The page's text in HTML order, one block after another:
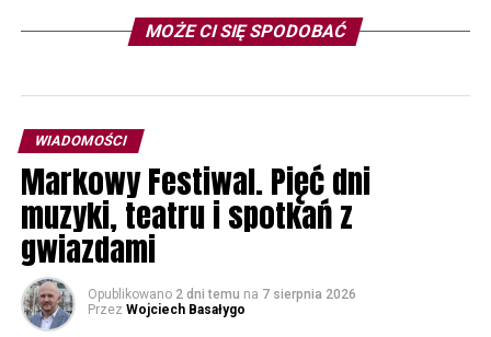
MOŻE CI SIĘ SPODOBAĆ
WIADOMOŚCI
Markowy Festiwal. Pięć dni
muzyki, teatru i spotkań z
gwiazdami
Opublikowano 2 dni temu na 7 sierpnia 2026
Przez Wojciech Basałygo